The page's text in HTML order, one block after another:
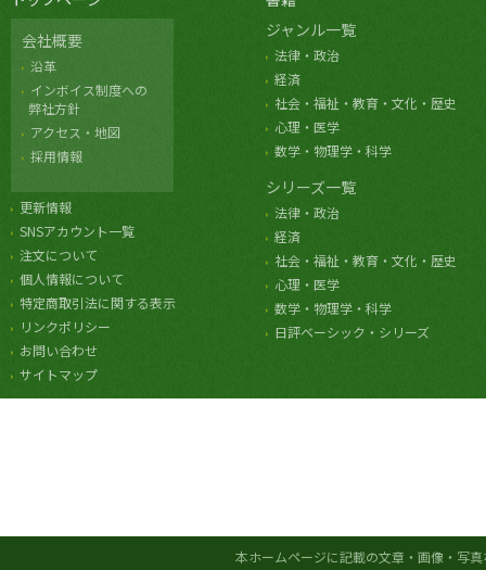
会社概要
沿革
インボイス制度への
弊社方針
アクセス・地図
採用情報
更新情報
SNSアカウント一覧
注文について
個人情報について
特定商取引法に関する表示
リンクポリシー
お問い合わせ
サイトマップ
ジャンル一覧
法律・政治
経済
社会・福祉・教育・文化・歴史
心理・医学
数学・物理学・科学
シリーズ一覧
法律・政治
経済
社会・福祉・教育・文化・歴史
心理・医学
数学・物理学・科学
日評ベーシック・シリーズ
本ホームページに記載の文章・画像・写